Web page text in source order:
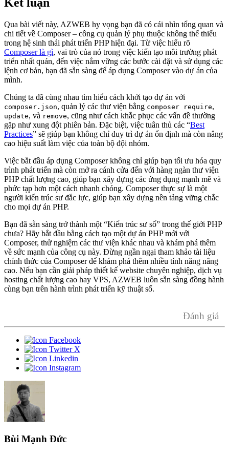
Kết luận
Qua bài viết này, AZWEB hy vọng bạn đã có cái nhìn tổng quan và
chi tiết về Composer – công cụ quản lý phụ thuộc không thể thiếu
trong hệ sinh thái phát triển PHP hiện đại. Từ việc hiểu rõ
Composer là gì, vai trò của nó trong việc kiến tạo môi trường phát
triển nhất quán, đến việc nắm vững các bước cài đặt và sử dụng các
lệnh cơ bản, bạn đã sẵn sàng để áp dụng Composer vào dự án của
mình.
Chúng ta đã cùng nhau tìm hiểu cách khởi tạo dự án với
composer.json, quản lý các thư viện bằng composer require,
update, và remove, cũng như cách khắc phục các vấn đề thường
gặp như xung đột phiên bản. Đặc biệt, việc tuân thủ các “Best
Practices” sẽ giúp bạn không chỉ duy trì dự án ổn định mà còn nâng
cao hiệu suất làm việc của toàn bộ đội nhóm.
Việc bắt đầu áp dụng Composer không chỉ giúp bạn tối ưu hóa quy
trình phát triển mà còn mở ra cánh cửa đến với hàng ngàn thư viện
PHP chất lượng cao, giúp bạn xây dựng các ứng dụng mạnh mẽ và
phức tạp hơn một cách nhanh chóng. Composer thực sự là một
người kiến trúc sư đắc lực, giúp bạn xây dựng nền tảng vững chắc
cho mọi dự án PHP.
Bạn đã sẵn sàng trở thành một “Kiến trúc sư số” trong thế giới PHP
chưa? Hãy bắt đầu bằng cách tạo một dự án PHP mới với
Composer, thử nghiệm các thư viện khác nhau và khám phá thêm
về sức mạnh của công cụ này. Đừng ngần ngại tham khảo tài liệu
chính thức của Composer để khám phá thêm nhiều tính năng nâng
cao. Nếu bạn cần giải pháp thiết kế website chuyên nghiệp, dịch vụ
hosting chất lượng cao hay VPS, AZWEB luôn sẵn sàng đồng hành
cùng bạn trên hành trình phát triển kỹ thuật số.
Đánh giá
Bùi Mạnh Đức